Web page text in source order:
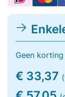
Geen korting
€ 33,37